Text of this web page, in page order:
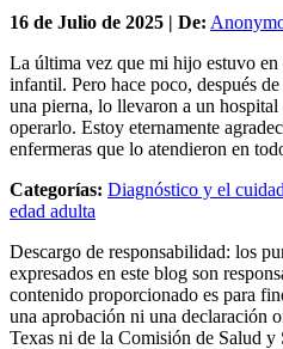
16 de Julio de 2025 | De:
La última vez que mi hijo estuvo
infantil. Pero hace poco, después
una pierna, lo llevaron a un
operarlo. Estoy eternamente
enfermeras que lo atendieron en
Categorías: Diagnóstico y el
edad adulta
Descargo de responsabilidad: los
expresados en este blog son
contenido proporcionado es para
una aprobación ni una declaración
Texas ni de la Comisión de Salud y